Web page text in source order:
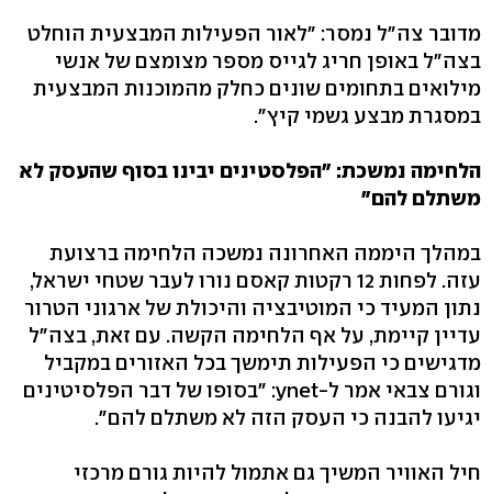
מדובר צה"ל נמסר: "לאור הפעילות המבצעית הוחלט
בצה"ל באופן חריג לגייס מספר מצומצם של אנשי
מילואים בתחומים שונים כחלק מהמוכנות המבצעית
במסגרת מבצע גשמי קיץ".
הלחימה נמשכת: "הפלסטינים יבינו בסוף שהעסק לא
משתלם להם"
במהלך היממה האחרונה נמשכה הלחימה ברצועת
עזה. לפחות 12 רקטות קאסם נורו לעבר שטחי ישראל,
נתון המעיד כי המוטיבציה והיכולת של ארגוני הטרור
עדיין קיימת, על אף הלחימה הקשה. עם זאת, בצה"ל
מדגישים כי הפעילות תימשך בכל האזורים במקביל
וגורם צבאי אמר ל-ynet: "בסופו של דבר הפלסיטינים
יגיעו להבנה כי העסק הזה לא משתלם להם".
חיל האוויר המשיך גם אתמול להיות גורם מרכזי